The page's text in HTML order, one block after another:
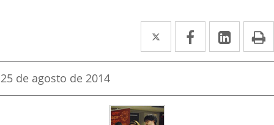
Twitter
Enlace
a
aplicación
externa.
Facebook
Enlace
a
aplicación
Enlace
a
Fecha
la
25 de agosto de 2014